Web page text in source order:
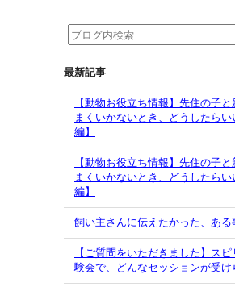
最新記事
【動物お役立ち情報】先住の子と
まくいかないとき、どうしたらい
編】
【動物お役立ち情報】先住の子と
まくいかないとき、どうしたら
編】
飼い主さんに伝えたかった、ある
【ご質問をいただきました】ス
験会で、どんなセッションが受け